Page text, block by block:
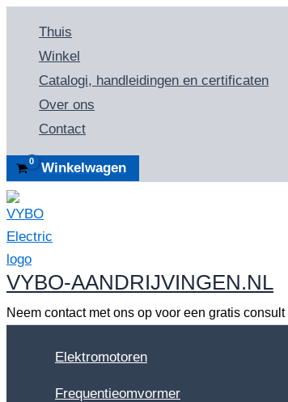
inhoud
Thuis
Winkel
Catalogi, handleidingen en certificaten
Over ons
Contact
Winkelwagen
VYBO-AANDRIJVINGEN.NL
Neem contact met ons op voor een gratis consult
Elektromotoren
Frequentieomvormer